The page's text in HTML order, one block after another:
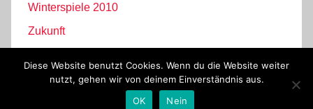
Winterspiele 2010
Zukunft
WordPress-Theme: Donovan von ThemeZee.
Diese Website benutzt Cookies. Wenn du die Website weiter
nutzt, gehen wir von deinem Einverständnis aus.
OK
Nein